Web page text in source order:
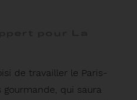
de travailler le Paris-
qui saura